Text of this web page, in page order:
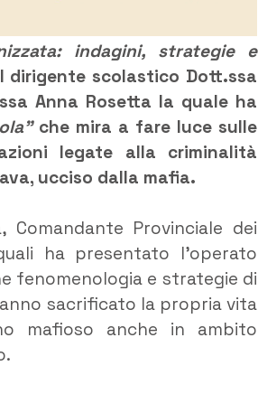
indagini, strategie e
scolastico Dott.ssa
Anna Rosetta la quale ha
che mira a fare luce sulle
legate alla criminalità
ucciso dalla mafia.
Provinciale dei
ha presentato l’operato
fenomenologia e strategie di
sacrificato la propria vita
mafioso anche in ambito